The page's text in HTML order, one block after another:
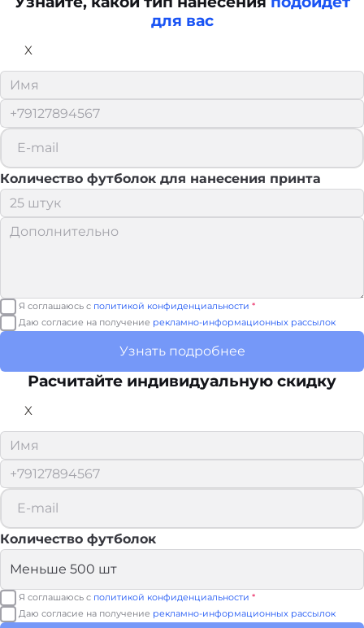
для вас
X
Количество футболок для нанесения принта
Я соглашаюсь с политикой конфиденциальности *
Даю согласие на получение рекламно-информационных рассылок
Узнать подробнее
Расчитайте индивидуальную скидку
X
Количество футболок
Я соглашаюсь с политикой конфиденциальности *
Даю согласие на получение рекламно-информационных рассылок